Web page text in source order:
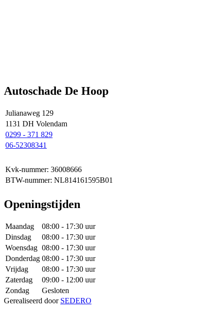
Autoschade De Hoop
Julianaweg 129
1131 DH Volendam
0299 - 371 829
06-52308341
Kvk-nummer: 36008666
BTW-nummer: NL814161595B01
Openingstijden
Maandag
08:00 - 17:30 uur
Dinsdag
08:00 - 17:30 uur
Woensdag 08:00 - 17:30 uur
Donderdag 08:00 - 17:30 uur
Vrijdag
08:00 - 17:30 uur
Zaterdag
09:00 - 12:00 uur
Zondag
Gesloten
Gerealiseerd door SEDERO